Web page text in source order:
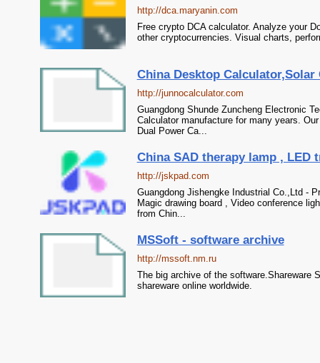
http://dca.maryanin.com
Free crypto DCA calculator. Analyze your
other cryptocurrencies. Visual charts,
China Desktop
http://junnocalculator.com
Guangdong Shunde Zuncheng Electronic
Calculator manufacture for many years.
Dual Power Ca...
China SAD therapy lamp , LED
http://jskpad.com
Guangdong Jishengke Industrial Co.,Ltd -
Magic drawing board , Video conference
from Chin...
MSSoft - software archive
http://mssoft.nm.ru
The big archive of the software.Shareware
shareware online worldwide.